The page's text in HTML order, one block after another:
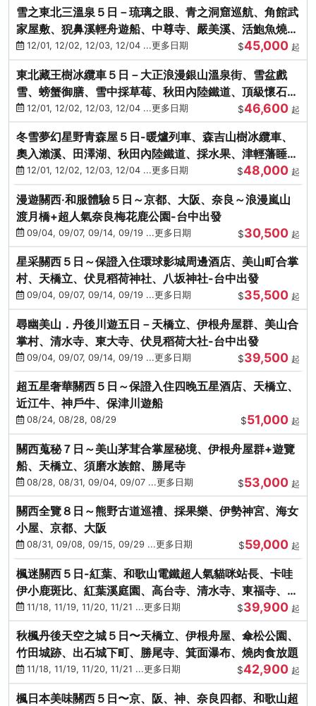
雪之東北三溫泉５日－琉璃之眼、青之洞窟巡航、角館武
家屋敷、猊鼻溪輕舟遊船、中尊寺、嚴美溪、活鮑魚燒、
烤牡蠣、握壽司體驗
12/01, 12/02, 12/03, 12/04 ...更多日期 $45,000 起
東北藏王樹冰纜車５日－大正浪漫銀山溫泉街、雪盆戲
雪、螃蟹御膳、雪中採草莓、秋田內陸鐵道、頂級懷石料
理、松島遊船
12/01, 12/02, 12/03, 12/04 ...更多日期 $46,600 起
冬雪夢幻星野青森屋５日-暖爐列車、森吉山樹冰纜車、
奧入瀨溪、田澤湖、秋田內陸鐵道、採水果、津輕藩睡魔
村(不進免稅店)
12/01, 12/02, 12/03, 12/04 ...更多日期 $48,000 起
漫遊關西‧和服體驗５日～京都、大阪、奈良～浪漫嵐山
渡月橋+超人氣奈良梅花鹿公園-台中出發
09/04, 09/07, 09/14, 09/19 ...更多日期 $30,500 起
星采關西５日～保證入住環球影城周邊酒店、美山町合掌
村、天橋立、伏見稻荷神社、八坂神社-台中出發
09/04, 09/07, 09/14, 09/19 ...更多日期 $35,500 起
尋幽美山．丹後川遊五日－天橋立、伊根舟屋群、美山合
掌村、清水寺、東大寺、伏見稻荷大社-台中出發
09/04, 09/07, 09/14, 09/19 ...更多日期 $39,500 起
超五星奢華關西５日～保證入住四晚五星酒店、天橋立、
近江牛、神戶牛、保津川遊船
08/24, 08/28, 08/29 $51,000 起
關西蒐秘７日～美山茅茸合掌屋秘境、伊根舟屋群+遊覽
船、天橋立、須磨水族館、勝尾寺
08/28, 08/31, 09/04, 09/07 ...更多日期 $53,000 起
關西全覽８日～熊野古道巡禮、採果樂、伊勢神宮、海女
小屋、京都、大阪
08/31, 09/08, 09/15, 09/29 ...更多日期 $59,000 起
楓迷關西５日-紅葉、和歌山電鐵超人氣貓咪站長、卡哇
伊小鹿斑比、紅葉溪庭園、高台寺、清水寺、東福寺、伊
勢龍蝦+和牛
11/18, 11/19, 11/20, 11/21 ...更多日期 $39,900 起
秋楓丹後天空之城５日〜天橋立、伊根舟屋、傘松公園、
竹田城跡、出石城下町、勝尾寺、箕面瀑布、燒肉食放題
11/18, 11/19, 11/20, 11/21 ...更多日期 $42,900 起
楓日本美味關西５日〜京、阪、神、奈良四都、和歌山超